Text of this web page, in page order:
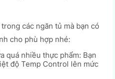
các ngăn tủ mà bạn có
cho phù hợp nhé:
quá nhiều thực phẩm: Bạn
độ Temp Control lên mức